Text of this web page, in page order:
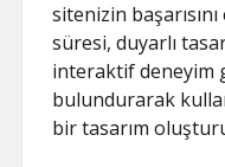
sitenizin
süresi, duyarlı
interaktif deneyim
bulundurarak
bir tasarım